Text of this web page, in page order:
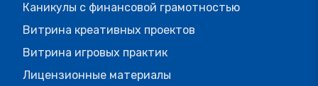
Каникулы с финансовой грамотностью
Витрина креативных проектов
Витрина игровых практик
Лицензионные материалы